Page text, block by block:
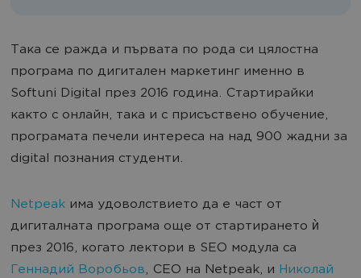
Така се ражда и първата по рода си цялостна
програма по дигитален маркетинг именно в
Softuni Digital през 2016 година. Стартирайки
както с онлайн, така и с присъствено обучение,
програмата печели интереса на над 900 жадни за
digital познания студенти.
Netpeak има удоволствието да е част от
дигиталната програма още от стартирането ѝ
през 2016, когато лектори в SEO модула са
Геннадий Воробьов, CEO на Netpeak, и Николай